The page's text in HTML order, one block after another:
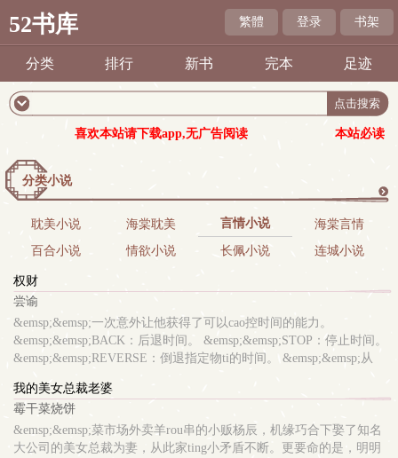
52书库 繁體 登录 书架
分类 排行 新书 完本 足迹
喜欢本站请下载app,无广告阅读 本站必读
分类小说
耽美小说 海棠耽美 言情小说
海棠言情
百合小说
情欲小说 长佩小说 连城小说
权财
尝谕
&emsp;&emsp;一次意外让他获得了可以cao控时间的能力。
&emsp;&emsp;BACK：后退时间。 &emsp;&emsp;STOP：停止时间。
&emsp;&emsp;REVERSE：倒退指定物ti的时间。 &emsp;&emsp;从
书《市长大人》《重活了..
我的美女总裁老婆
霉干菜烧饼
&emsp;&emsp;菜市场外卖羊rou串的小贩杨辰，机缘巧合下娶了知名
大公司的美女总裁为妻，从此家ting小矛盾不断。更要命的是，明明